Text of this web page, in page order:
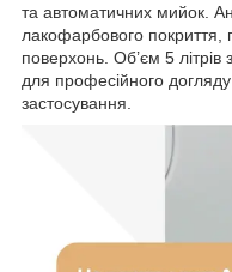
та автоматичних мийок.
лакофарбового покриття,
поверхонь. Об’єм 5
для професійного
застосування.